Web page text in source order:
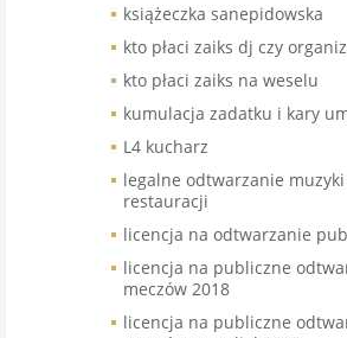
książeczka sanepidowska
kto płaci zaiks dj czy
kto płaci zaiks na weselu
kumulacja zadatku i kary
L4 kucharz
legalne odtwarzanie
restauracji
licencja na odtwarzanie
licencja na publiczne
meczów 2018
licencja na publiczne